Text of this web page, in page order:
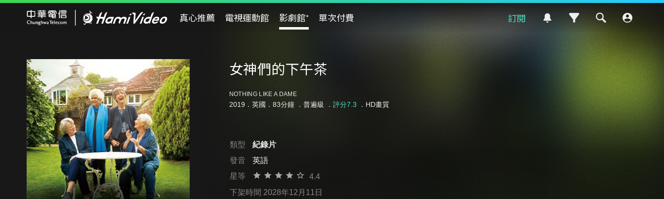
真心推薦 電視運動館 影劇館⁺ 單次付費 訂閱
女神們的下午茶
NOTHING LIKE A DAME
2019．英國．83分鐘 ． 普遍級 ． 評分7.3 ．HD畫質
類型
紀錄片
發音
英語
星等
4.4
下架時間 2028年12月11日